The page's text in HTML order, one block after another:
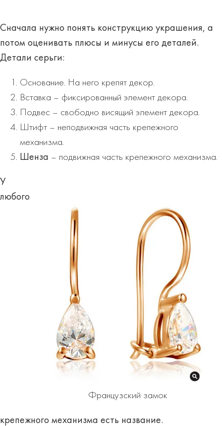
Сначала нужно понять конструкцию украшения, а
потом оценивать плюсы и минусы его деталей.
Детали серьги:
Основание. На него крепят декор.
Вставка – фиксированный элемент декора.
Подвес – свободно висящий элемент декора.
Штифт – неподвижная часть крепежного
механизма.
Шенза – подвижная часть крепежного механизма.
Французский замок
У
любого
крепежного механизма есть название.